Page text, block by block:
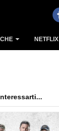
NETFLIX